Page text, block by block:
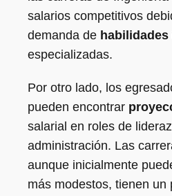
salarios competitivos
demanda de habilidades
especializadas.
Por otro lado, los
pueden encontrar
salarial en roles de
administración. Las
aunque inicialmente
más modestos, tienen un